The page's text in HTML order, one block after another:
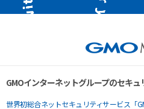
GMOインターネットグループのセキ
世界初総合ネットセキュリティサービス「